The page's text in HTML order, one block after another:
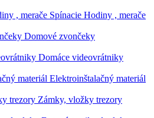
Spínacie Hodiny , merače
Domové zvončeky
Domáce videovrátniky
Elektroinštalačný materiál
Zámky, vložky trezory